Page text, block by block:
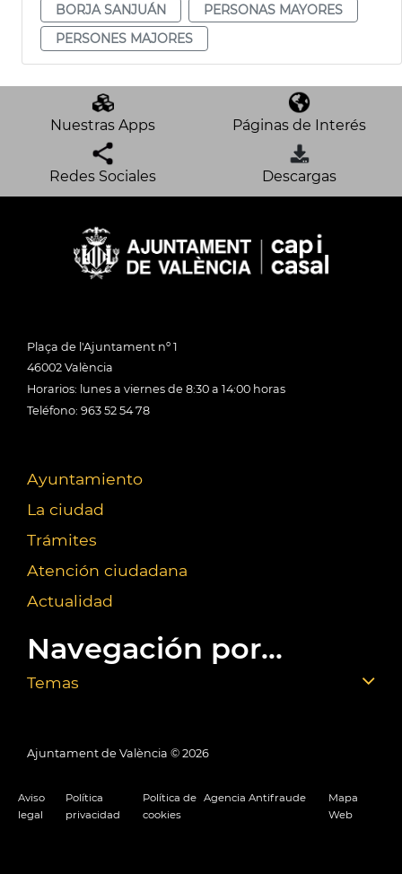
BORJA SANJUÁN
PERSONAS MAYORES
PERSONES MAJORES
Nuestras Apps Páginas de Interés
Redes Sociales Descargas
Plaça de l'Ajuntament nº 1
46002 València
Horarios: lunes a viernes de 8:30 a 14:00 horas
Teléfono: 963 52 54 78
Ayuntamiento
La ciudad
Trámites
Atención ciudadana
Actualidad
Navegación por...
Temas
Ajuntament de València © 2026
Aviso
legal
Política
privacidad
Política de
cookies
Agencia Antifraude
Mapa
Web